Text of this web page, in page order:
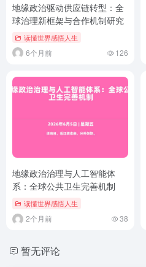
地缘政治驱动供应链转型：全
球治理新框架与合作机制研究
读懂世界感悟人生
6个月前 126
地缘政治治理与人工智能体
系：全球公共卫生完善机制
读懂世界感悟人生
2个月前 38
暂无评论